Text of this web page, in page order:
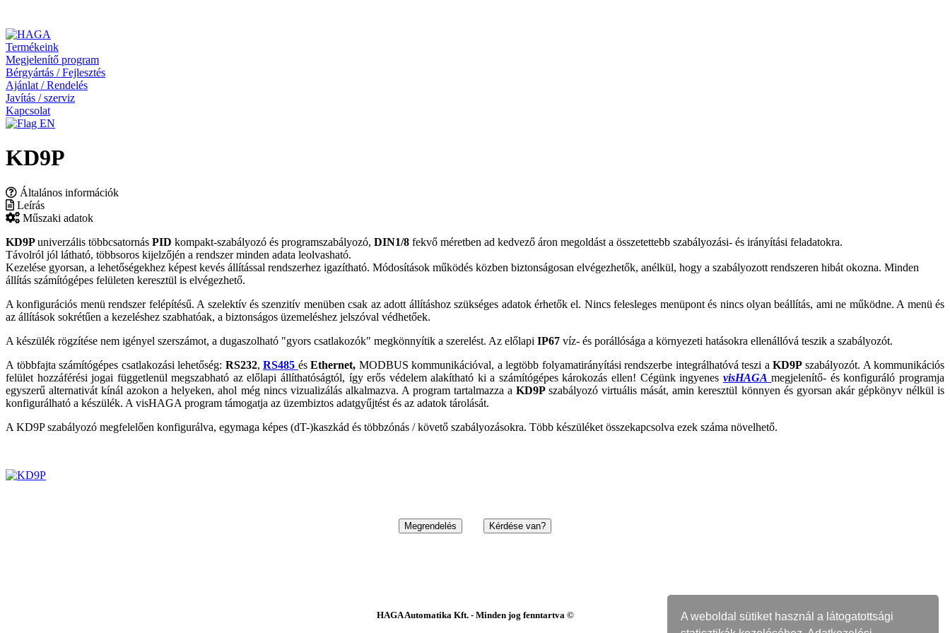
A weboldal sütiket használ a látogatottsági
Termékeink
Megjelenítő program
Bérgyártás / Fejlesztés
Ajánlat / Rendelés
Javítás / szerviz
Kapcsolat
KD9P
Általános információk
Leírás
Műszaki adatok
KD9Puniverzális többcsatornás PID kompakt-szabályozó és programszabályozó, DIN1/8 fekvő méretben ad kedvező áron megoldást a összetettebb szabályozási- és irányítási feladatokra.
Távolról jól látható, többsoros kijelzőjén a rendszer minden adata leolvasható.
Kezelése gyorsan, a lehetőségekhez képest kevés állítással rendszerhez igazítható. Módosítások működés közben biztonságosan elvégezhetők, anélkül, hogy a szabályozott rendszeren hibát okozna. Minden
állítás számítógépes felületen keresztül is elvégezhető.
A konfigurációs menü rendszer felépítésű. A szelektív és szenzitív menüben csak az adott állításhoz szükséges adatok érhetők el. Nincs felesleges menüpont és nincs olyan beállítás, ami ne működne. A menü és
az állítások sokrétűen a kezeléshez szabhatóak, a biztonságos üzemeléshez jelszóval védhetőek.
A készülék rögzítése nem igényel szerszámot, a dugaszolható "gyors csatlakozók" megkönnyítik a szerelést. Az előlapi IP67 víz- és porállósága a környezeti hatásokra ellenállóvá teszik a szabályozót.
A többfajta számítógépes csatlakozási lehetőség: RS232,RS485 ésEthernet, MODBUS kommunikációval, a legtöbb folyamatirányítási rendszerbe integrálhatóvá teszi aKD9P szabályozót. A kommunikációs
felület hozzáférési jogai függetlenül megszabható az előlapi állíthatóságtól, így erős védelem alakítható ki a számítógépes károkozás ellen! Cégünk ingyenes visHAGA megjelenítő- és konfiguráló programja
egyszerű alternativát kínál azokon a helyeken, ahol még nincs vizualizálás alkalmazva. A program tartalmazza aKD9Pszabályozó virtuális mását, amin keresztül könnyen és gyorsan akár gépkönyv nélkül is
konfigurálható a készülék. A visHAGA program támogatja az üzembiztos adatgyűjtést és az adatok tárolását.
A KD9P szabályozó megfelelően konfigurálva, egymaga képes (dT-)kaszkád és többzónás / követő szabályozásokra. Több készüléket összekapcsolva ezek száma növelhető.
HAGA Automatika Kft. - Minden jog fenntartva ©